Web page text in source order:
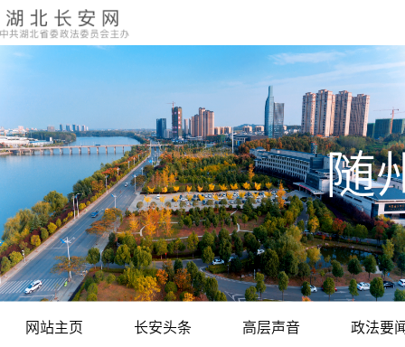
随
网站主页 长安头条 高层声音 政法要